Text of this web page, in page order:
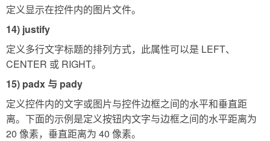
定义显示在控件内的图片文件。
14) justify
定义多行文字标题的排列方式，此属性可以是 LEFT、
CENTER 或 RIGHT。
15) padx 与 pady
定义控件内的文字或图片与控件边框之间的水平和垂直距
离。下面的示例是定义按钮内文字与边框之间的水平距离为
20 像素，垂直距离为 40 像素。